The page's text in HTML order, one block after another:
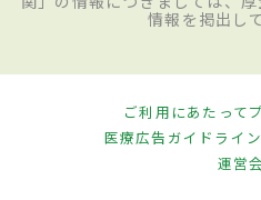
を血管からもれる部
子を検査するものであ
が漏れ出し、眼底に広
情報を掲出し
ご利用にあたって
医療広告ガイドライ
運営